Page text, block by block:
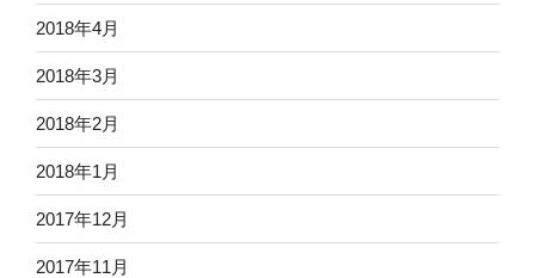
2018年4月
2018年3月
2018年2月
2018年1月
2017年12月
2017年11月